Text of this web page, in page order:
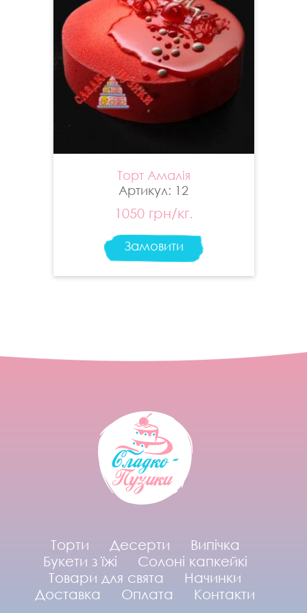
Торт Амалія
Артикул: 12
1050 грн/кг.
Замовити
Торти Десерти
Випічка
Букети з їжі
Солоні капкейкі
Товари для свята
Начинки
Доставка
Оплата Контакти